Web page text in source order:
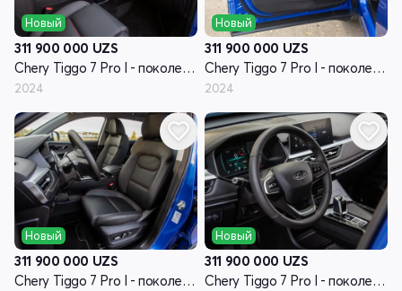
Новый
311 900 000 UZS
Chery Tiggo 7 Pro I - поколение
2024
Новый
311 900 000 UZS
Chery Tiggo 7 Pro I - поколение
2024
Новый
311 900 000 UZS
Chery Tiggo 7 Pro I - поколение
Новый
311 900 000 UZS
Chery Tiggo 7 Pro I - поколение